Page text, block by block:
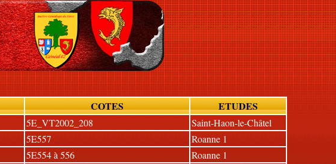
COTES ETUDES
5E_VT2002_208
Saint-Haon-le-Châtel
5E557
Roanne 1
5E554 à 556
Roanne 1